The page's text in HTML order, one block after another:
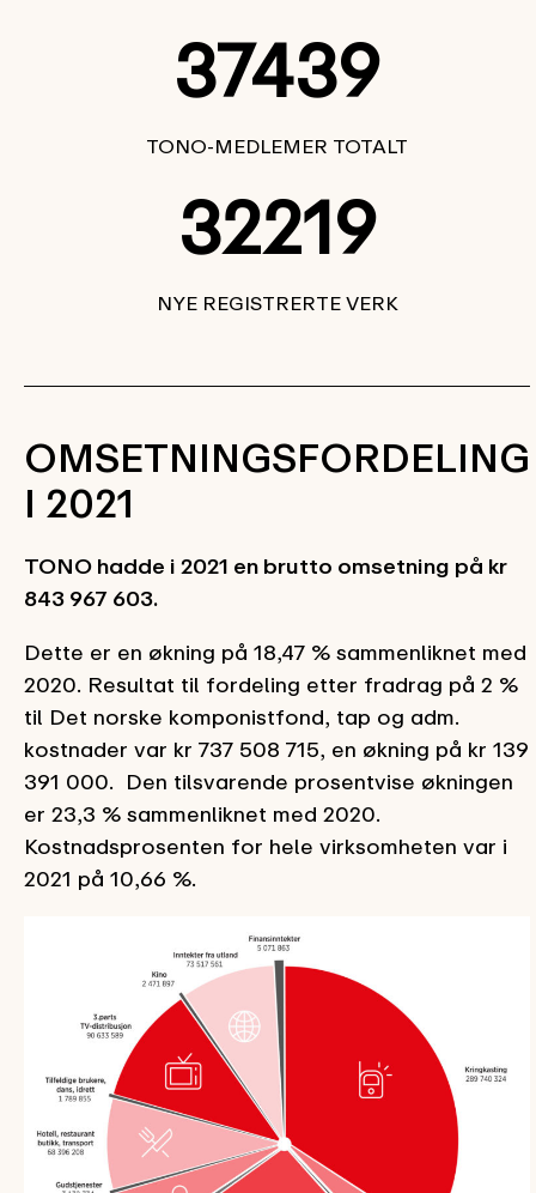
37439
TONO-MEDLEMER TOTALT
32219
NYE REGISTRERTE VERK
OMSETNINGSFORDELING
I 2021
TONO hadde i 2021 en brutto omsetning på kr
843 967 603.
Dette er en økning på 18,47 % sammenliknet med
2020. Resultat til fordeling etter fradrag på 2 %
til Det norske komponistfond, tap og adm.
kostnader var kr 737 508 715, en økning på kr 139
391 000. Den tilsvarende prosentvise økningen
er 23,3 % sammenliknet med 2020.
Kostnadsprosenten for hele virksomheten var i
2021 på 10,66 %.